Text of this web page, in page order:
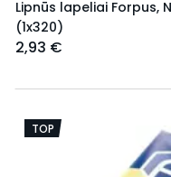
Lipnūs lapeliai Forpus,
(1x320)
2,93 €
TOP